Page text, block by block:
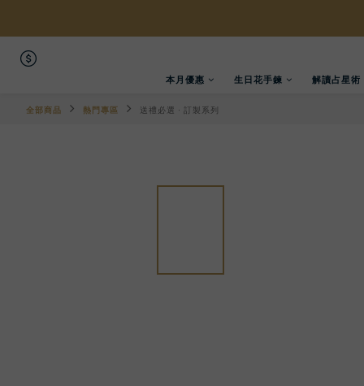
本月優惠 生日花手鍊 解讀占星術
全部商品 熱門專區 送禮必選 · 訂製系列